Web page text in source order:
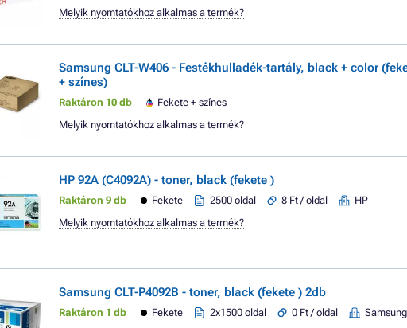
Melyik nyomtatókhoz alkalmas a termék?
Samsung CLT-W406 - Festékhulladék-tartály, black + color
+ színes)
Raktáron 10 db Fekete + színes
Melyik nyomtatókhoz alkalmas a termék?
HP 92A (C4092A) - toner, black (fekete )
Raktáron 9 db Fekete 2500 oldal 8 Ft / oldal HP
Melyik nyomtatókhoz alkalmas a termék?
Samsung CLT-P4092B - toner, black (fekete ) 2db
Raktáron 1 db Fekete 2x1500 oldal 0 Ft / oldal Samsung